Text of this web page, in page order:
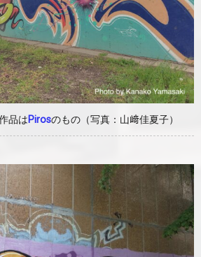
品はPirosのもの（写真：山﨑佳夏子）